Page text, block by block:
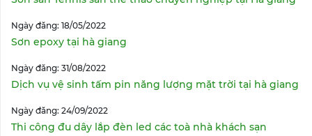
Ngày đăng: 18/05/2022
Sơn epoxy tại hà giang
Ngày đăng: 31/08/2022
Dịch vụ vệ sinh tấm pin năng lượng mặt trời tại hà giang
Ngày đăng: 24/09/2022
Thi công đu dây lắp đèn led các toà nhà khách sạn